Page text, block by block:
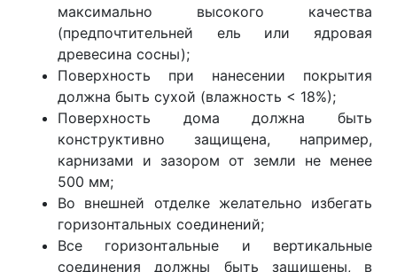
максимально высокого качества
(предпочтительней ель или ядровая
древесина сосны);
Поверхность при нанесении покрытия
должна быть сухой (влажность < 18%);
Поверхность дома должна быть
конструктивно защищена, например,
карнизами и зазором от земли не менее
500 мм;
Во внешней отделке желательно избегать
горизонтальных соединений;
Все горизонтальные и вертикальные
соединения должны быть защищены, в